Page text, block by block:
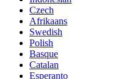
Czech
Afrikaans
Swedish
Polish
Basque
Catalan
Esperanto